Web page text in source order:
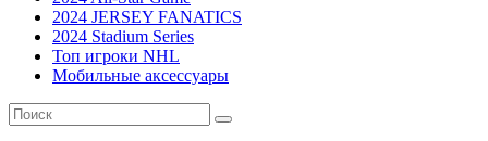
2024 JERSEY FANATICS
2024 Stadium Series
Топ игроки NHL
Мобильные аксессуары